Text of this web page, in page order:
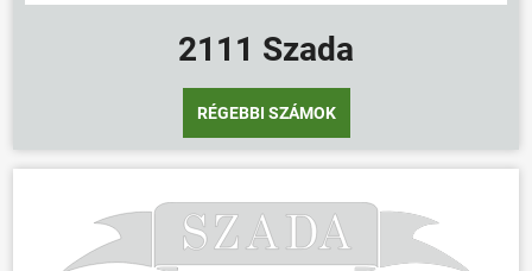
2111 Szada
RÉGEBBI SZÁMOK